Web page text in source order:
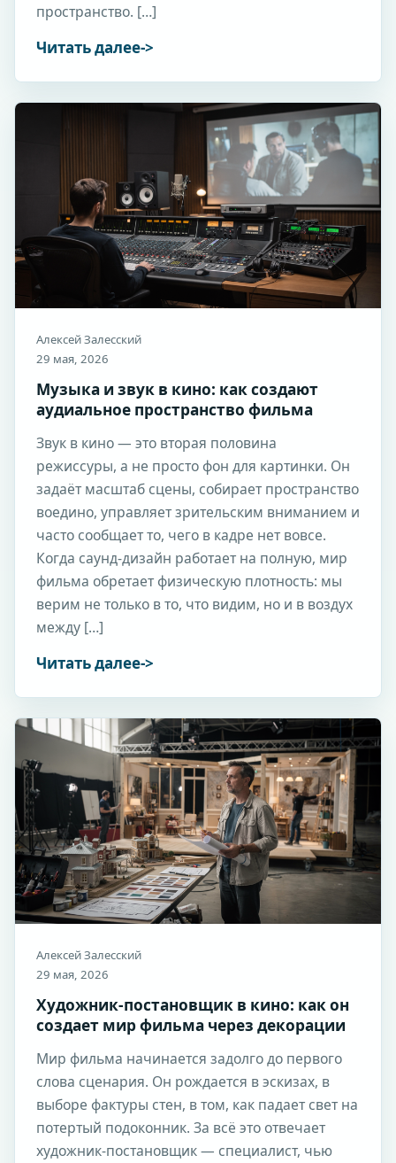
пространство. […]
Читать далее
Алексей Залесский
29 мая, 2026
Музыка и звук в кино: как создают
аудиальное пространство фильма
Звук в кино — это вторая половина
режиссуры, а не просто фон для картинки. Он
задаёт масштаб сцены, собирает пространство
воедино, управляет зрительским вниманием и
часто сообщает то, чего в кадре нет вовсе.
Когда саунд-дизайн работает на полную, мир
фильма обретает физическую плотность: мы
верим не только в то, что видим, но и в воздух
между […]
Читать далее
Алексей Залесский
29 мая, 2026
Художник-постановщик в кино: как он
создает мир фильма через декорации
Мир фильма начинается задолго до первого
слова сценария. Он рождается в эскизах, в
выборе фактуры стен, в том, как падает свет на
потертый подоконник. За всё это отвечает
художник-постановщик — специалист, чью